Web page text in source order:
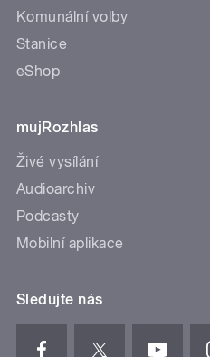
Komunální volby
Stanice
eShop
mujRozhlas
Živé vysílání
Audioarchiv
Podcasty
Mobilní aplikace
Sledujte nás